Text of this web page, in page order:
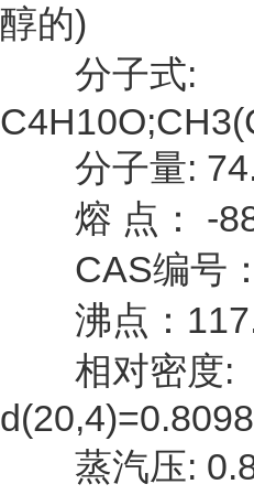
醇的)
分子式:
分子量:
熔 点： -
CAS编号
沸点：
相对密度:
蒸汽压: